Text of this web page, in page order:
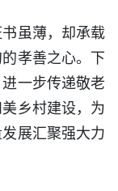
虽薄，却承载
孝善之心。下
一步传递敬老
乡村建设，为
展汇聚强大力